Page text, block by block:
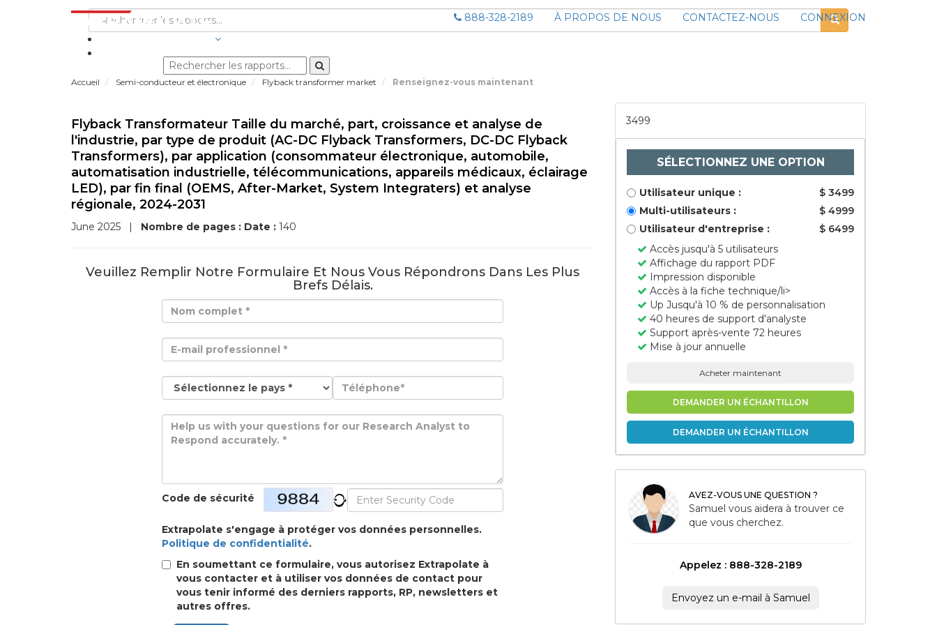
888-328-2189 À PROPOS DE NOUS CONTACTEZ-NOUS
CONNEXION
Accueil Semi-conducteur et électronique Flyback transformer market Renseignez-vous maintenant
Flyback Transformateur Taille du marché, part, croissance et analyse de
l'industrie, par type de produit (AC-DC Flyback Transformers, DC-DC Flyback
Transformers), par application (consommateur électronique, automobile,
automatisation industrielle, télécommunications, appareils médicaux, éclairage
LED), par fin final (OEMS, After-Market, System Integraters) et analyse
régionale, 2024-2031
June 2025 | Nombre de pages : Date : 140
Veuillez Remplir Notre Formulaire Et Nous Vous Répondrons Dans Les Plus
Brefs Délais.
Code de sécurité
Extrapolate s'engage à protéger vos données personnelles.
Politique de confidentialité.
En soumettant ce formulaire, vous autorisez Extrapolate à
vous contacter et à utiliser vos données de contact pour
vous tenir informé des derniers rapports, RP, newsletters et
autres offres.
3499
SÉLECTIONNEZ UNE OPTION
Utilisateur unique :
$ 3499
Multi-utilisateurs :
$ 4999
Utilisateur d'entreprise :
$ 6499
Accès jusqu'à 5 utilisateurs
Affichage du rapport PDF
Impression disponible
Accès à la fiche technique/li>
Up Jusqu'à 10 % de personnalisation
40 heures de support d'analyste
Support après-vente 72 heures
Mise à jour annuelle
Acheter maintenant
DEMANDER UN ÉCHANTILLON
DEMANDER UN ÉCHANTILLON
AVEZ-VOUS UNE QUESTION ?
Samuel vous aidera à trouver ce
que vous cherchez.
Appelez : 888-328-2189
Envoyez un e-mail à Samuel